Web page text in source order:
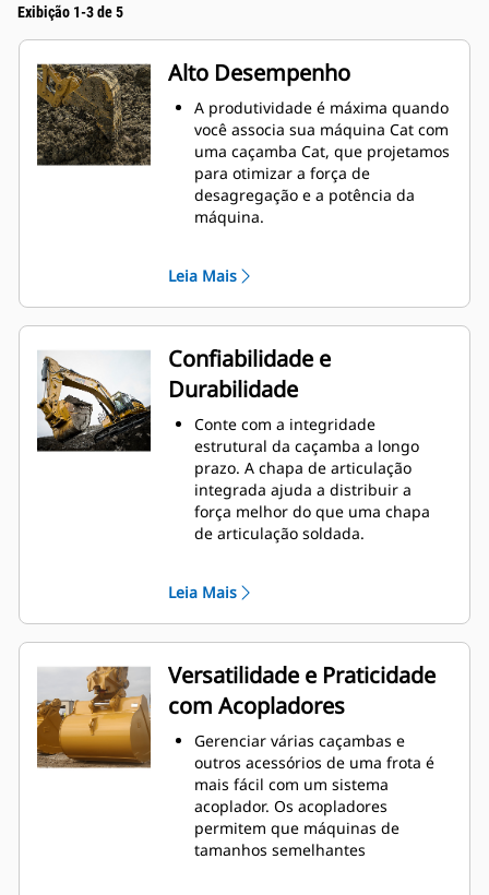
Exibição 1-3 de 5
Alto Desempenho
A produtividade é máxima quando
você associa sua máquina Cat com
uma caçamba Cat, que projetamos
para otimizar a força de
desagregação e a potência da
máquina.
na caçamba. A folga maior do
braço de apoio garante que o
fundo da caçamba não seja
arrastado, reduzindo os custos de
manutenção.
O consumo de combustível atinge
o nível máximo durante a
escavação. As caçambas Cat foram
desenvolvidas para cortar
materiais rapidamente e
aprimorar a eficiência operacional
total da máquina.
Carregue mais material em menos
laterais da caçamba mantêm a
Leia Mais
Confiabilidade e
Durabilidade
Conte com a integridade
estrutural da caçamba a longo
prazo. A chapa de articulação
integrada ajuda a distribuir a
força melhor do que uma chapa
de articulação soldada.
alta resistência, especialmente em
componentes que se desgastam
muito.
Proteja as áreas de maior desgaste
e mais importantes da caçamba
com as Ferramentas de Penetração
no Solo (GET, Ground Engaging
Tools) Cat ®. Os protetores da barra
lateral e os cortadores laterais
ajudam a preservar as peças da
caçamba que mais têm contato e
passam pelos materiais.
Diminua os custos de manutenção
Leia Mais
Versatilidade e Praticidade
com Acopladores
Gerenciar várias caçambas e
outros acessórios de uma frota é
mais fácil com um sistema
acoplador. Os acopladores
permitem que máquinas de
tamanhos semelhantes